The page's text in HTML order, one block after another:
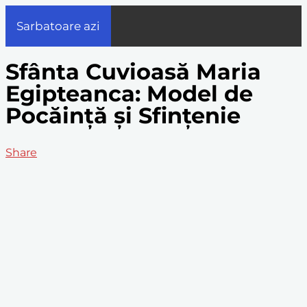
Sarbatoare azi
Sfânta Cuvioasă Maria
Egipteanca: Model de
Pocăinţă şi Sfinţenie
Share